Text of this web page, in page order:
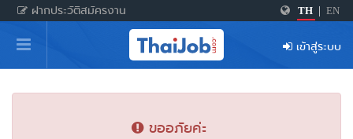
ฝากประวัติสมัครงาน TH EN
หน้าหลัก
ผู้สมัครงาน: เข้าสู่ระบบ
ฝากประวัติสมัครงาน
เข้าสู่ระบบ
ขออภัยค่ะ